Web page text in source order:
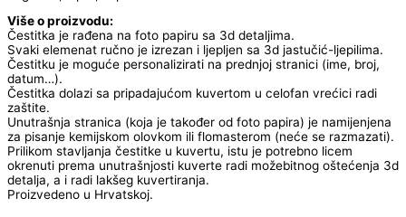
Više o proizvodu:
Čestitka je rađena na foto papiru sa 3d detaljima.
Svaki elemenat ručno je izrezan i ljepljen sa 3d jastučić-ljepilima.
Čestitku je moguće personalizirati na prednjoj stranici (ime, broj,
datum…).
Čestitka dolazi sa pripadajućom kuvertom u celofan vrećici radi
zaštite.
Unutrašnja stranica (koja je također od foto papira) je namijenjena
za pisanje kemijskom olovkom ili flomasterom (neće se razmazati).
Prilikom stavljanja čestitke u kuvertu, istu je potrebno licem
okrenuti prema unutrašnjosti kuverte radi možebitnog oštećenja 3d
detalja, a i radi lakšeg kuvertiranja.
Proizvedeno u Hrvatskoj.